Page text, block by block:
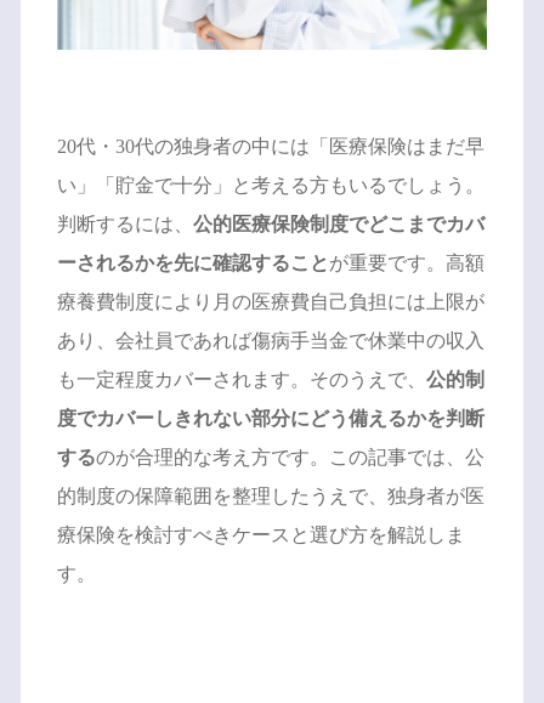
20代・30代の独身者の中には「医療保険はまだ早
い」「貯金で十分」と考える方もいるでしょう。
判断するには、 公的医療保険制度でどこまでカバ
ーされるかを先に確認することが重要です。高額
療養費制度により月の医療費自己負担には上限が
あり、会社員であれば傷病手当金で休業中の収入
も一定程度カバーされます。そのうえで、 公的制
度でカバーしきれない部分にどう備えるかを判断
するのが合理的な考え方です。この記事では、公
的制度の保障範囲を整理したうえで、独身者が医
療保険を検討すべきケースと選び方を解説しま
す。